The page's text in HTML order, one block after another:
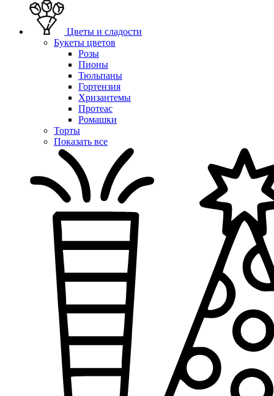
Цветы и сладости
Букеты цветов
Розы
Пионы
Тюльпаны
Гортензия
Хризантемы
Протеас
Ромашки
Торты
Показать все